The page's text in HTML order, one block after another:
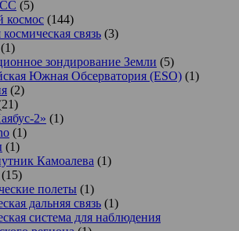
(5)
космос (144)
космическая связь (3)
(1)
зондирование Земли (5)
Южная Обсерватория (ESO) (1)
(2)
2» (1)
(1)
(1)
Камоалева (1)
(15)
полеты (1)
дальняя связь (1)
система для наблюдения